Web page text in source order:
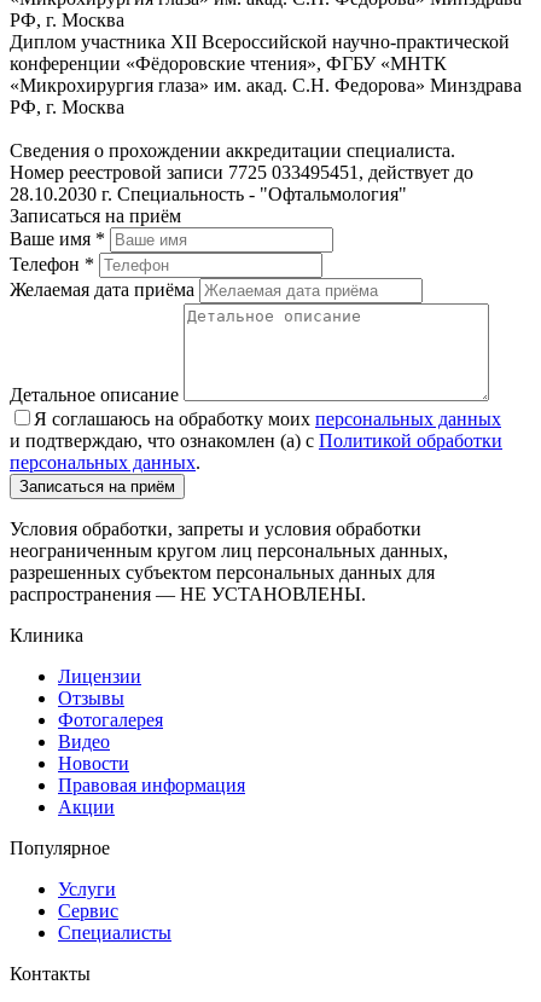
РФ, г. Москва
Диплом участника XII Всероссийской научно-практической
конференции «Фёдоровские чтения», ФГБУ «МНТК
«Микрохирургия глаза» им. акад. С.Н. Федорова» Минздрава
РФ, г. Москва
Сведения о прохождении аккредитации специалиста.
Номер реестровой записи 7725 033495451, действует до
28.10.2030 г. Специальность - "Офтальмология"
Записаться на приём
Ваше имя *
Телефон *
Желаемая дата приёма
Детальное описание
Я соглашаюсь на обработку моих персональных данных
и подтверждаю, что ознакомлен (а) с Политикой обработки
персональных данных.
Условия обработки, запреты и условия обработки
неограниченным кругом лиц персональных данных,
разрешенных субъектом персональных данных для
распространения — НЕ УСТАНОВЛЕНЫ.
Клиника
Лицензии
Отзывы
Фотогалерея
Видео
Новости
Правовая информация
Акции
Популярное
Услуги
Сервис
Специалисты
Контакты